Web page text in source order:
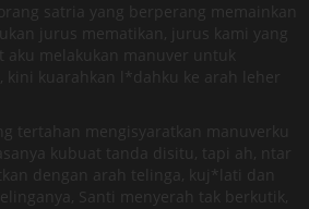
satria yang berperang memainkan
jurus mematikan, jurus kami yang
aku melakukan manuver untuk
kini kuarahkan l*dahku ke arah leher
tertahan mengisyaratkan manuverku
kubuat tanda disitu, tapi ah, ntar
dengan arah telinga, kuj*lati dan
Santi menyerah tak berkutik,